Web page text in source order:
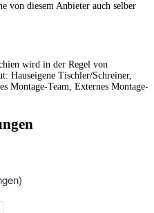
von diesem Anbieter auch selber
wird in der Regel von
Hauseigene Tischler/Schreiner,
Montage-Team, Externes Montage-